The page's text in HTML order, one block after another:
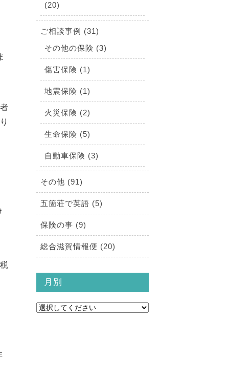
(20)
ご相談事例 (31)
その他の保険 (3)
傷害保険 (1)
地震保険 (1)
火災保険 (2)
生命保険 (5)
自動車保険 (3)
その他 (91)
五箇荘で英語 (5)
保険の事 (9)
総合滋賀情報便 (20)
月別